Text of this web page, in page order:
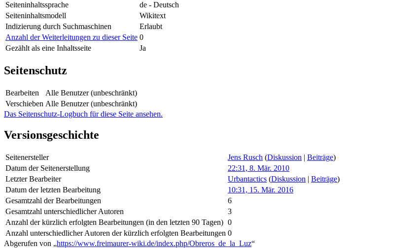
Seiteninhaltssprache
de - Deutsch
Seiteninhaltsmodell
Wikitext
Indizierung durch Suchmaschinen
Erlaubt
Anzahl der Weiterleitungen zu dieser Seite 0
Gezählt als eine Inhaltsseite
Ja
Seitenschutz
Bearbeiten
Alle Benutzer (unbeschränkt)
Verschieben Alle Benutzer (unbeschränkt)
Das Seitenschutz-Logbuch für diese Seite ansehen.
Versionsgeschichte
Seitenersteller Jens Rusch (Diskussion | Beiträge)
Datum der Seitenerstellung
22:31, 8. Mär. 2010
Letzter Bearbeiter
Urbantactics (Diskussion | Beiträge)
Datum der letzten Bearbeitung
10:31, 15. Mär. 2016
Gesamtzahl der Bearbeitungen
6
Gesamtzahl unterschiedlicher Autoren
3
Anzahl der kürzlich erfolgten Bearbeitungen (in den letzten 90 Tagen) 0
Anzahl unterschiedlicher Autoren der kürzlich erfolgten Bearbeitungen 0
Abgerufen von „https://www.freimaurer-wiki.de/index.php/Obreros_de_la_Luz“